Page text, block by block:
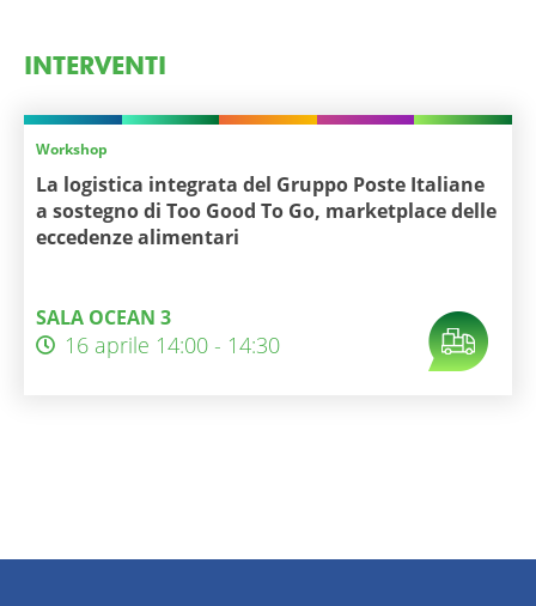
INTERVENTI
Workshop
La logistica integrata del Gruppo Poste Italiane
a sostegno di Too Good To Go, marketplace delle
eccedenze alimentari
SALA OCEAN 3
16 aprile 14:00 - 14:30